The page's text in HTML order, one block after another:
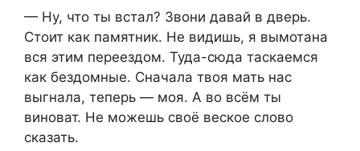
— Ну, что ты встал? Звони давай в дверь.
Стоит как памятник. Не видишь, я вымотана
вся этим переездом. Туда-сюда таскаемся
как бездомные. Сначала твоя мать нас
выгнала, теперь — моя. А во всём ты
виноват. Не можешь своё веское слово
сказать.